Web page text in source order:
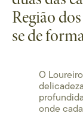
Região
se de
O
onde